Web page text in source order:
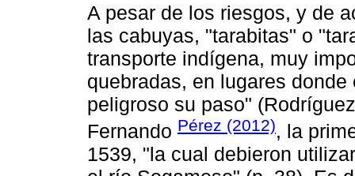
A pesar de los riesgos, y de
las cabuyas, "tarabitas" o
transporte indígena, muy
quebradas, en lugares
peligroso su paso"
Fernando Pérez (2012), la
1539, "la cual debieron